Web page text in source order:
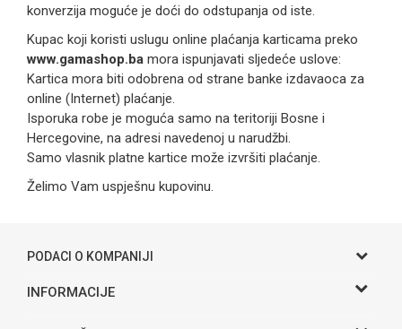
konverzija moguće je doći do odstupanja od iste.
Kupac koji koristi uslugu online plaćanja karticama preko
www.gamashop.ba mora ispunjavati sljedeće uslove:
Kartica mora biti odobrena od strane banke izdavaoca za
online (Internet) plaćanje.
Isporuka robe je moguća samo na teritoriji Bosne i
Hercegovine, na adresi navedenoj u narudžbi.
Samo vlasnik platne kartice može izvršiti plaćanje.
Želimo Vam uspješnu kupovinu.
PODACI O KOMPANIJI
Gama S doo
INFORMACIJE